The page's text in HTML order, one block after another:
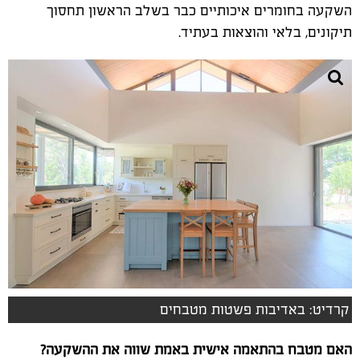
השקעה בחומרים איכותיים כבר בשלב הראשון תחסוך
תיקונים, בלאי והוצאות בעתיד.
קרדיט: באדיבות פשטות מטבחים
האם מטבח בהתאמה אישית באמת שווה את ההשקעה?